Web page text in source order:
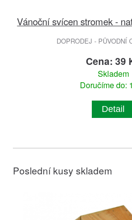
Vánoční svícen stromek -
DOPRODEJ - PŮVODNÍ
Cena: 39
Skladem
Doručíme do:
Detail
Poslední kusy skladem